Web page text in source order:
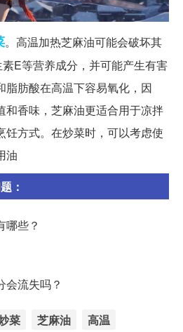
。高温加热芝麻油可能会破坏其
E等营养成分，并可能产生有害
脂肪酸在高温下容易氧化，因
和香味，芝麻油更适合用于凉拌
饪方式。在炒菜时，可以考虑使
油
：
哪些？
会流失吗？
菜 芝麻油 高温